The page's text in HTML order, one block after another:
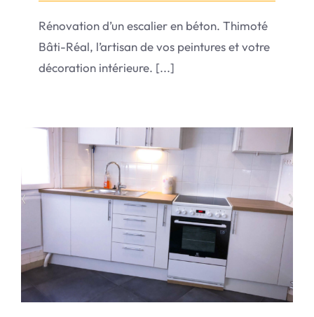
Rénovation d’un escalier en béton. Thimoté
Bâti-Réal, l’artisan de vos peintures et votre
décoration intérieure. [...]
Rénovation Paris 8e